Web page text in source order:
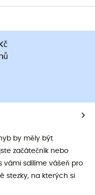
by měly být
začátečník nebo
vámi sdílíme vášeň pro
stezky, na kterých si